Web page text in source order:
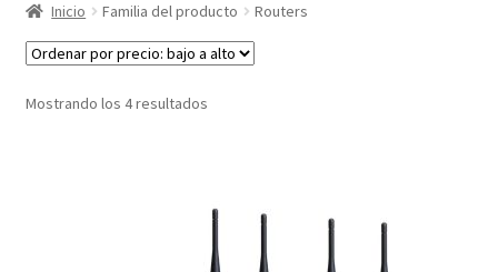
DJ, Audio e Iluminación PRO
Grabación de Audio & Video
Inicio Familia del producto Routers
Mostrando los 4 resultados